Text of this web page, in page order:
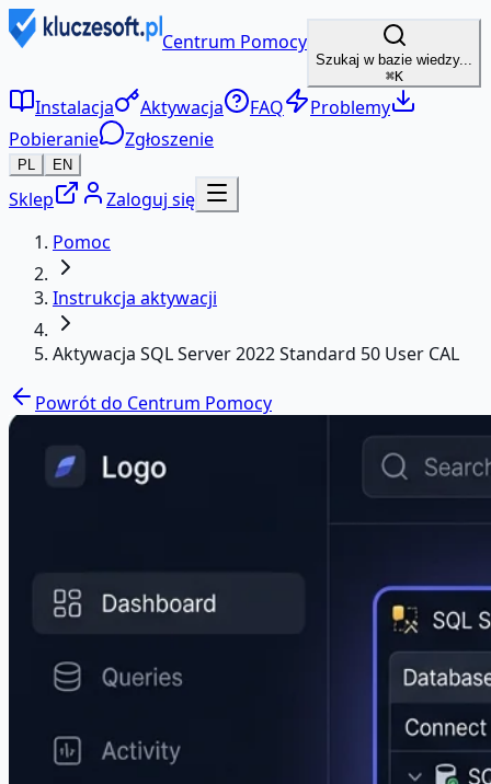
Centrum Pomocy
Szukaj w bazie wiedzy...
⌘K
Instalacja Aktywacja FAQ
Problemy
Pobieranie
Zgłoszenie
PL EN
Sklep
Zaloguj się
Pomoc
Instrukcja aktywacji
Aktywacja SQL Server 2022 Standard 50 User CAL
Powrót do Centrum Pomocy